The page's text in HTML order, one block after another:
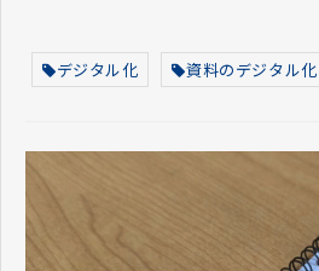
デジタル化 資料のデジタル化